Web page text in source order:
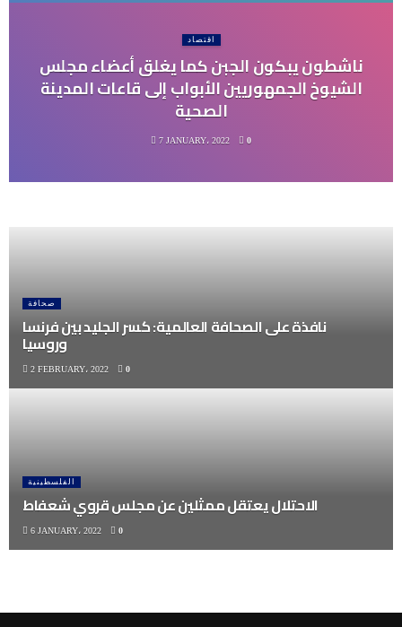
اقتصاد
ناشطون يبكون الجبن كما يغلق أعضاء مجلس
الشيوخ الجمهوريين الأبواب إلى قاعات المدينة
الصحية
7 JANUARY، 2022 0
صحافة
نافذة على الصحافة العالمية: كسر الجليد بين فرنسا
وروسيا
2 FEBRUARY، 2022 0
الفلسطينية
الاحتلال يعتقل ممثلين عن مجلس قروي شعفاط
6 JANUARY، 2022 0